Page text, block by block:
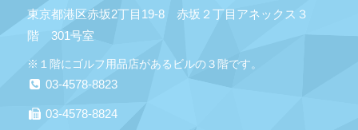
東京都港区赤坂2丁目19-8 赤坂２丁目アネックス３
階 301号室
※１階にゴルフ用品店があるビルの３階です。
03-4578-8823
03-4578-8824